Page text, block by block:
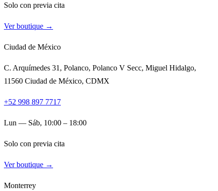
Solo con previa cita
Ver boutique →
Ciudad de México
C. Arquímedes 31, Polanco, Polanco V Secc, Miguel Hidalgo,
11560 Ciudad de México, CDMX
+52 998 897 7717
Lun — Sáb, 10:00 – 18:00
Solo con previa cita
Ver boutique →
Monterrey